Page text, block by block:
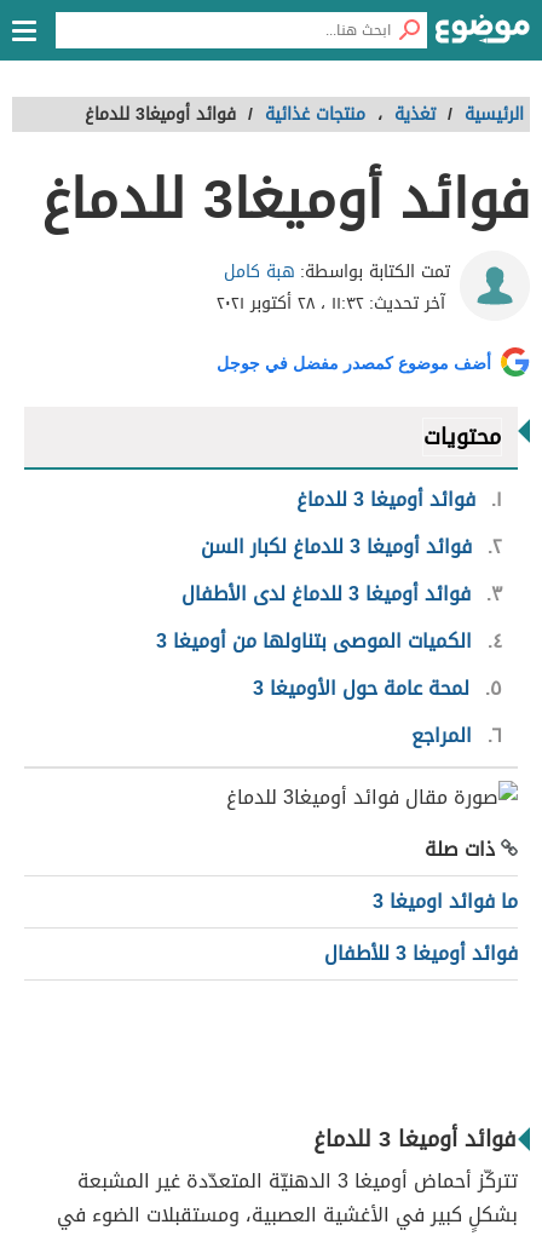
الرئيسية / تغذية ، منتجات غذائية / فوائد أوميغا3 للدماغ
فوائد أوميغا3 للدماغ
تمت الكتابة بواسطة: هبة كامل
آخر تحديث:١١:٣٢ ، ٢٨ أكتوبر ٢٠٢١
أضف موضوع كمصدر مفضل في جوجل
محتويات
١ فوائد أوميغا 3 للدماغ
٢ فوائد أوميغا 3 للدماغ لكبار السن
٣ فوائد أوميغا 3 للدماغ لدى الأطفال
٤
الكميات الموصى بتناولها من أوميغا 3
٥ لمحة عامة حول الأوميغا 3
٦ المراجع
ذات صلة
ما فوائد اوميغا 3
فوائد أوميغا 3 للأطفال
فوائد أوميغا 3 للدماغ
تتركّز أحماض أوميغا 3 الدهنيّة المتعدّدة غير المشبعة
بشكلٍ كبير في الأغشية العصبية، ومستقبلات الضوء في